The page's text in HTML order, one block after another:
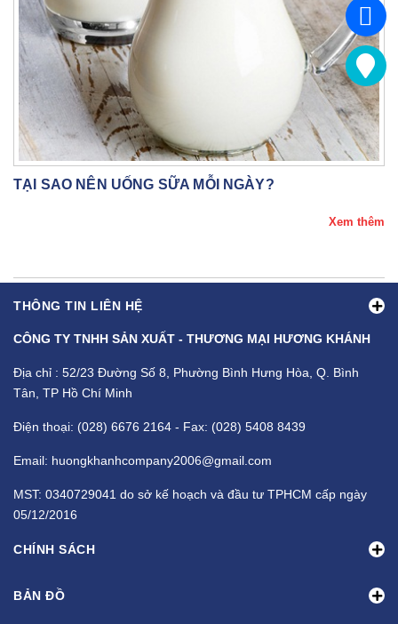
TẠI SAO NÊN UỐNG SỮA MỖI NGÀY?
Xem thêm
THÔNG TIN LIÊN HỆ
CÔNG TY TNHH SẢN XUẤT - THƯƠNG MẠI HƯƠNG KHÁNH
Địa chỉ : 52/23 Đường Số 8, Phường Bình Hưng Hòa, Q. Bình
Tân, TP Hồ Chí Minh
Điện thoại: (028) 6676 2164 - Fax: (028) 5408 8439
Email: huongkhanhcompany2006@gmail.com
MST: 0340729041 do sở kế hoạch và đầu tư TPHCM cấp ngày
05/12/2016
CHÍNH SÁCH
BẢN ĐỒ